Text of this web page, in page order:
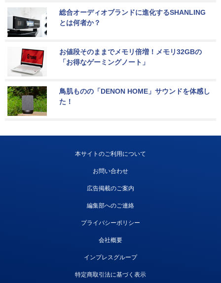
総合オーディオブランドに進化するSHANLING
とは何者か？
お値段そのままでメモリ倍増！メモリ32GBの
「お得なゲーミングノート」
鳥肌ものの「DENON HOME」サウンドを体感し
た！
本サイトのご利用について
お問い合わせ
広告掲載のご案内
編集部へのご連絡
プライバシーポリシー
会社概要
インプレスグループ
特定商取引法に基づく表示